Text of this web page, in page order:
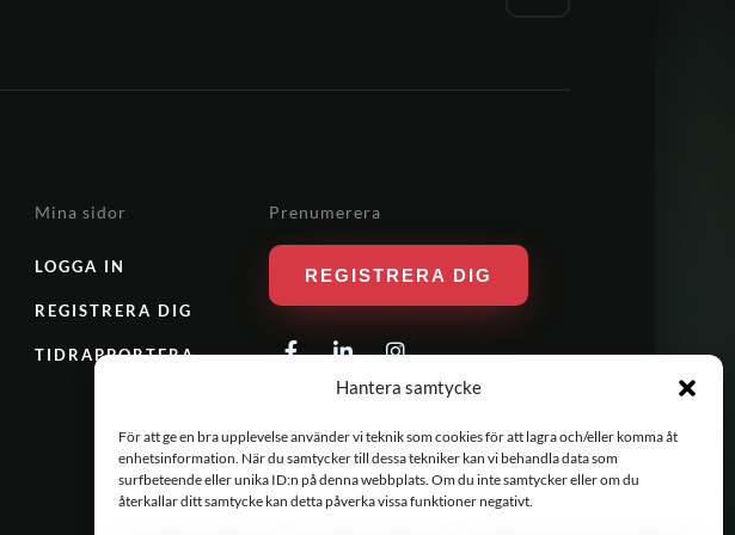
Hantera samtycke
För att ge en bra upplevelse använder vi teknik som cookies för att lagra och/eller komma åt
enhetsinformation. När du samtycker till dessa tekniker kan vi behandla data som
surfbeteende eller unika ID:n på denna webbplats. Om du inte samtycker eller om du
återkallar ditt samtycke kan detta påverka vissa funktioner negativt.
Mina sidor
LOGGA IN
REGISTRERA DIG
TIDRAPPORTERA
Prenumerera
REGISTRERA DIG